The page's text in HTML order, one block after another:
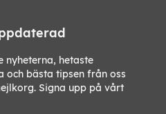
nyheterna, hetaste
och bästa tipsen från oss
Signa upp på vårt